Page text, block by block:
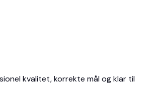
kvalitet, korrekte mål og klar til